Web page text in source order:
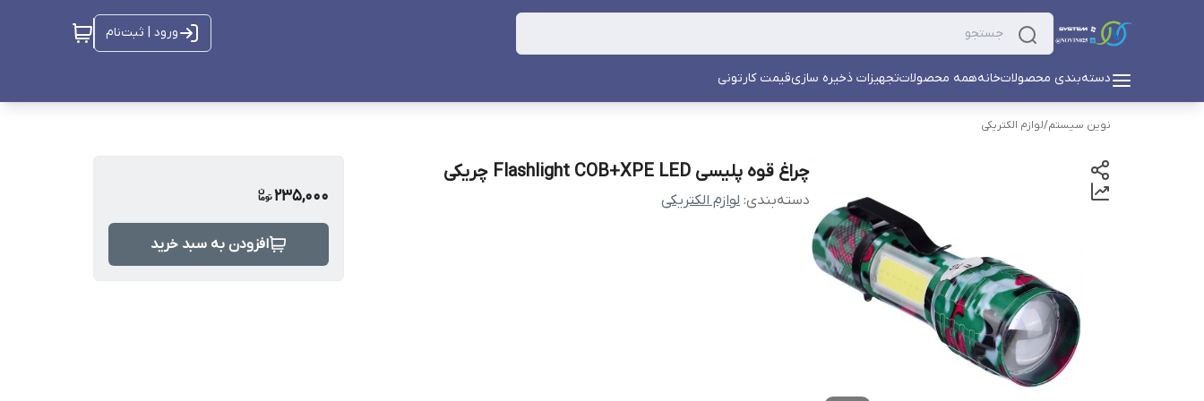
ورود | ثبت‌نام
دسته‌بندی محصولاتخانههمه محصولاتتجهیزات ذخیره سازیقیمت کارتونی
نوین سیستم/لوازم الکتریکی
چراغ قوه پلیسی Flashlight COB+XPE LED چریکی
دسته‌بندی: لوازم الکتریکی 235,000
افزودن به سبد خرید